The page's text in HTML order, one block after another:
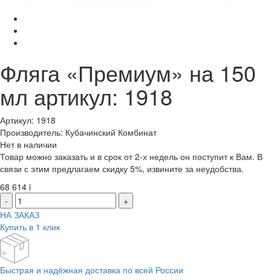
Фляга «Премиум» на 150
мл артикул: 1918
Артикул: 1918
Производитель: Кубачинский Комбинат
Нет в наличии
Товар можно заказать и в срок от 2-х недель он поступит к Вам. В
связи с этим предлагаем скидку 5%, извините за неудобства.
68 614 i
-
+
НА ЗАКАЗ
Купить в 1 клик
Быстрая и надёжная доставка по всей России